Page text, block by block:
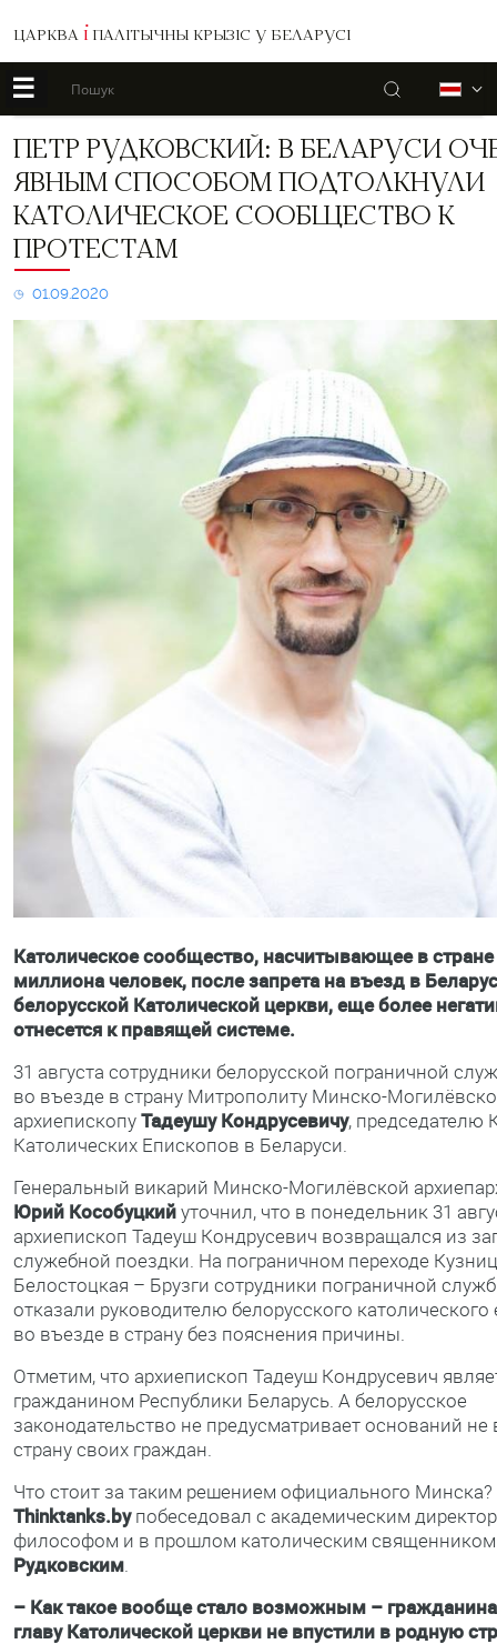
ЦАРКВА І ПАЛІТЫЧНЫ КРЫЗІС У БЕЛАРУСІ
☰ Пошук
Петр
Рудковский:
В
Беларуси
очень
явным
способом
подтолкнули
протестам
ПЕТР РУДКОВСКИЙ: В БЕЛАРУСИ
ЯВНЫМ СПОСОБОМ ПОДТОЛКНУЛИ
КАТОЛИЧЕСКОЕ СООБЩЕСТВО К
ПРОТЕСТАМ
01.09.2020
Католическое сообщество, насчитывающее в
миллиона человек, после запрета на въезд в
белорусской Католической церкви, еще более
отнесется к правящей системе.
31 августа сотрудники белорусской пограничной
во въезде в страну Митрополиту Минско-
архиепископуТадеушу Кондрусевичу, председателю
Католических Епископов в Беларуси.
Генеральный викарий Минско-Могилёвской
Юрий Кособуцкийуточнил, что в понедельник 31
архиепископ Тадеуш Кондрусевич возвращался из
служебной поездки. На пограничном переходе
Белостоцкая – Брузги сотрудники пограничной
отказали руководителю белорусского католического
во въезде в страну без пояснения причины.
Отметим, что архиепископ Тадеуш Кондрусевич
гражданином Республики Беларусь. А белорусское
законодательство не предусматривает оснований не
страну своих граждан.
Что стоит за таким решением официального
Thinktanks.byпобеседовал с академическим
философом и в прошлом католическим
Рудковским.
– Как такое вообще стало возможным –
главу Католической церкви не впустили в родную